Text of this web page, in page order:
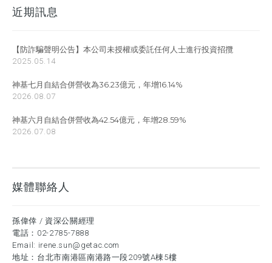
近期訊息
【防詐騙聲明公告】本公司未授權或委託任何人士進行投資招攬
2025.05.14
神基七月自結合併營收為36.23億元，年增16.14%
2026.08.07
神基六月自結合併營收為42.54億元，年增28.59%
2026.07.08
媒體聯絡人
孫偉倖 / 資深公關經理
電話： 02-2785-7888
Email: irene.sun@getac.com
地址：台北市南港區南港路一段209號A棟5樓